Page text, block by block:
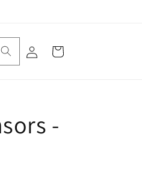
EinloggenWarenkorb
-